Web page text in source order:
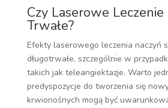
Czy Laserowe
Trwałe?
Efekty laserowego leczenia naczyń
długotrwałe, szczególnie w
takich jak teleangiektazje. Warto
predyspozycje do tworzenia się
krwionośnych mogą być